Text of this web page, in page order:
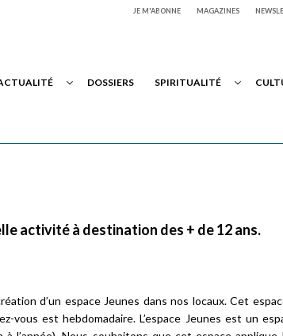
JE M'ABONNE MAGAZINES
DOSSIERS SPIRITUALITÉ
activité à destination des + de 12 ans.
d’un espace Jeunes dans nos locaux. Cet
vous est hebdomadaire. L’espace Jeunes est un